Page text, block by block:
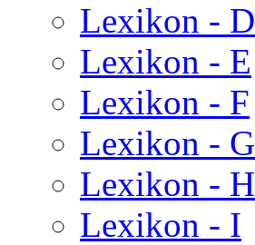
Lexikon - D
Lexikon - E
Lexikon - F
Lexikon - G
Lexikon - H
Lexikon - I